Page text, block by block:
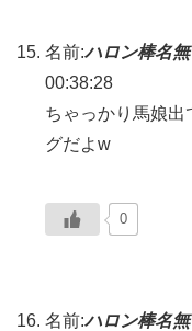
名前:ハロン棒名
00:38:28
ちゃっかり馬娘出
グだよw
0
名前:ハロン棒名